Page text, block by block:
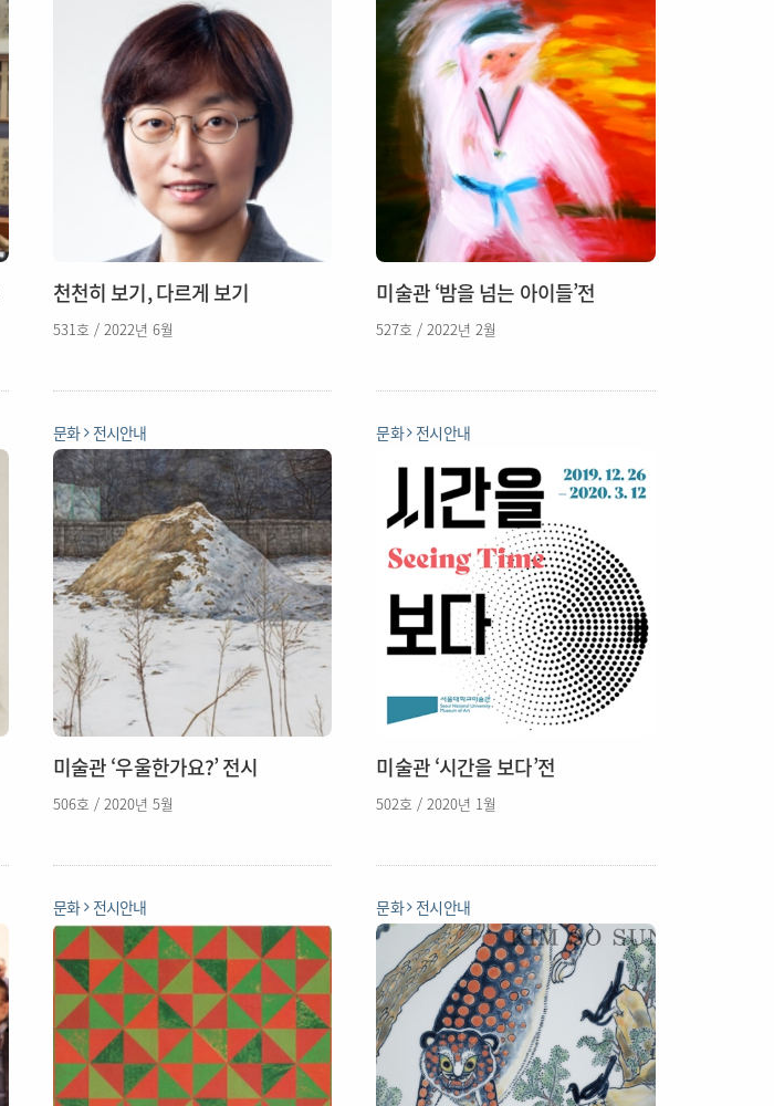
천천히 보기, 다르게 보기
531호 / 2022년 6월
미술관 ‘밤을 넘는 아이들’전
527호 / 2022년 2월
문화 전시안내
미술관 ‘우울한가요?’ 전시
506호 / 2020년 5월
문화 전시안내
미술관 ‘시간을 보다’전
502호 / 2020년 1월
문화 전시안내 문화 전시안내